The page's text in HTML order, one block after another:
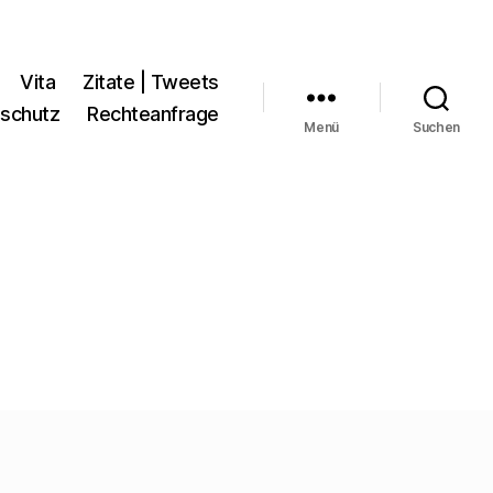
Vita
Zitate | Tweets
Rechteanfrage
Menü Suchen